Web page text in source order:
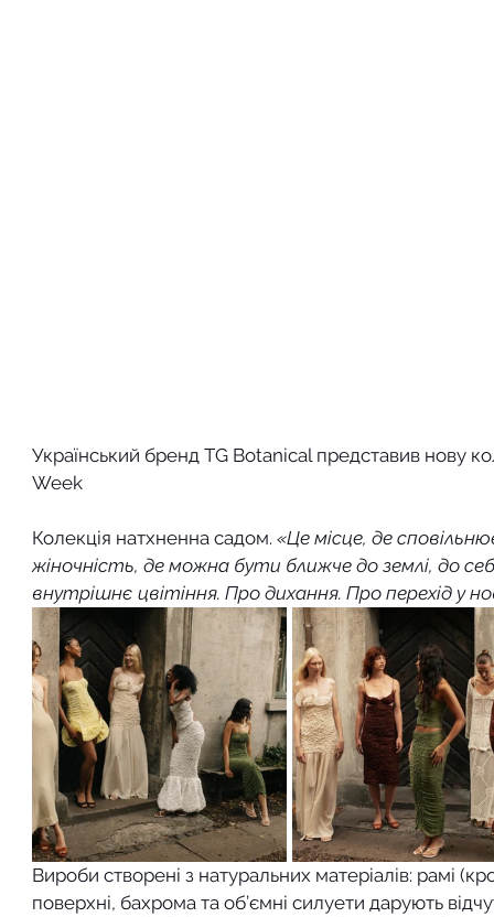
Український бренд TG Botanical представив нову
Week
Колекція натхненна садом. «Це місце, де
жіночність, де можна бути ближче до землі, до
внутрішнє цвітіння. Про дихання. Про перехід у
Вироби створені з натуральних матеріалів: рамі
поверхні, бахрома та об’ємні силуети дарують